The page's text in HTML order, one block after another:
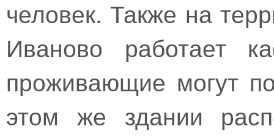
человек. Также на
Иваново работает
проживающие могут
этом же здании